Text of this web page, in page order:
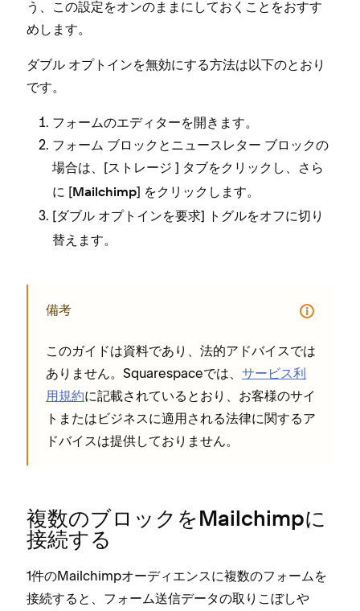
う⁠、この設定をオンのままにしておくことをおすす
めします⁠。
ダブル オプトインを無効にする方法は以下のとおり
です⁠。
フ⁠ォ⁠ームのエデ⁠ィタ⁠ーを開きます⁠。
フ⁠ォ⁠ーム ブロ⁠ックとニ⁠ュ⁠ースレタ⁠ー ブロ⁠ックの
場合は⁠、[⁠ストレ⁠ージ ⁠] タブをクリ⁠ックし⁠、さら
に [⁠Mailchimp⁠] をクリ⁠ックします⁠。
[⁠ダブル オプトインを要求⁠] トグルをオフに切り
替えます⁠。
備考
このガイドは資料であり⁠、法的アドバイスでは
ありません⁠。Squarespaceでは⁠、 サ⁠ービス利
用規約に記載されているとおり⁠、お客様のサイ
トまたはビジネスに適用される法律に関するア
ドバイスは提供しておりません⁠。
複数のブロ⁠ックをMailchimpに
接続する
1件のMailchimpオ⁠ーデ⁠ィエンスに複数のフ⁠ォ⁠ームを
接続すると⁠、フ⁠ォ⁠ーム送信デ⁠ータの取りこぼしや